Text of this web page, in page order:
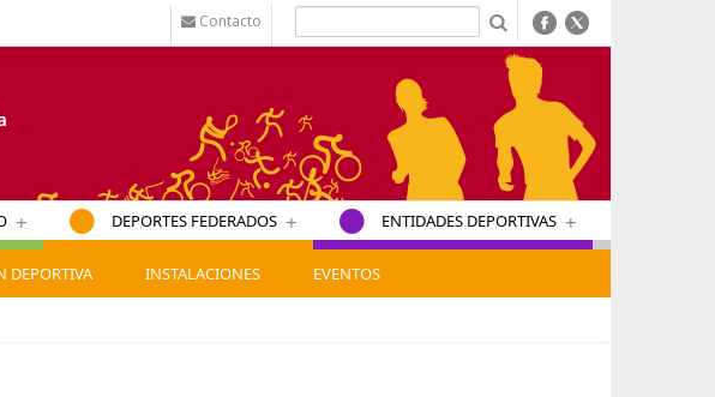
Contacto
+ DEPORTES FEDERADOS + ENTIDADES DEPORTIVAS +
DEPORTIVA INSTALACIONES EVENTOS